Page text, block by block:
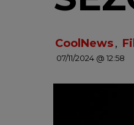
CoolNews,
07/11/2024 @ 12:58